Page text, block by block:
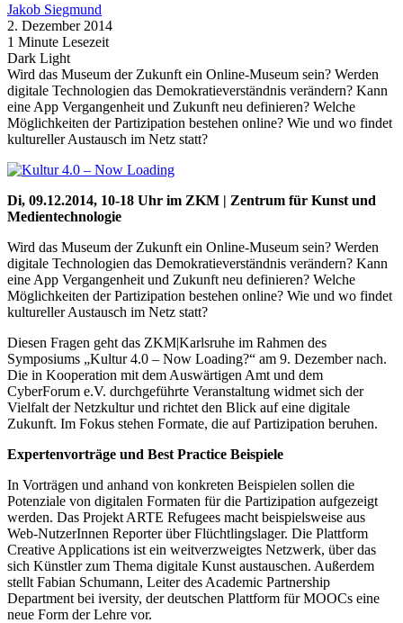
Jakob Siegmund
2. Dezember 2014
1 Minute Lesezeit
Dark Light
Wird das Museum der Zukunft ein Online-Museum sein? Werden
digitale Technologien das Demokratieverständnis verändern? Kann
eine App Vergangenheit und Zukunft neu definieren? Welche
Möglichkeiten der Partizipation bestehen online? Wie und wo findet
kultureller Austausch im Netz statt?
Di, 09.12.2014, 10-18 Uhr im ZKM | Zentrum für Kunst und
Medientechnologie
Wird das Museum der Zukunft ein Online-Museum sein? Werden
digitale Technologien das Demokratieverständnis verändern? Kann
eine App Vergangenheit und Zukunft neu definieren? Welche
Möglichkeiten der Partizipation bestehen online? Wie und wo findet
kultureller Austausch im Netz statt?
Diesen Fragen geht das ZKM|Karlsruhe im Rahmen des
Symposiums „Kultur 4.0 – Now Loading?“ am 9. Dezember nach.
Die in Kooperation mit dem Auswärtigen Amt und dem
CyberForum e.V. durchgeführte Veranstaltung widmet sich der
Vielfalt der Netzkultur und richtet den Blick auf eine digitale
Zukunft. Im Fokus stehen Formate, die auf Partizipation beruhen.
Expertenvorträge und Best Practice Beispiele
In Vorträgen und anhand von konkreten Beispielen sollen die
Potenziale von digitalen Formaten für die Partizipation aufgezeigt
werden. Das Projekt ARTE Refugees macht beispielsweise aus
Web-NutzerInnen Reporter über Flüchtlingslager. Die Plattform
Creative Applications ist ein weitverzweigtes Netzwerk, über das
sich Künstler zum Thema digitale Kunst austauschen. Außerdem
stellt Fabian Schumann, Leiter des Academic Partnership
Department bei iversity, der deutschen Plattform für MOOCs eine
neue Form der Lehre vor.